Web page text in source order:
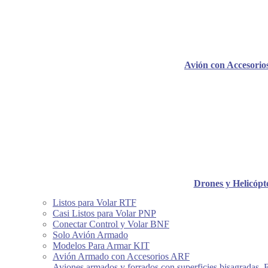
Avión con
Drones y
Listos para Volar RTF
Casi Listos para Volar PNP
Conectar Control y Volar BNF
Solo Avión Armado
Modelos Para Armar KIT
Avión Armado con Accesorios ARF